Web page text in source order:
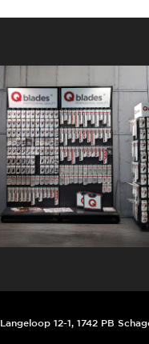
12-1, 1742 PB